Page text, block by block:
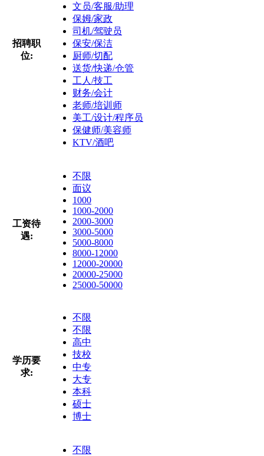
招聘职
位:
文员/客服/助理
保姆/家政
司机/驾驶员
保安/保洁
厨师/切配
送货/快递/仓管
工人/技工
财务/会计
老师/培训师
美工/设计/程序员
保健师/美容师
KTV/酒吧
工资待
遇:
不限
面议
1000
1000-2000
2000-3000
3000-5000
5000-8000
8000-12000
12000-20000
20000-25000
25000-50000
学历要
求:
不限
不限
高中
技校
中专
大专
本科
硕士
博士
不限